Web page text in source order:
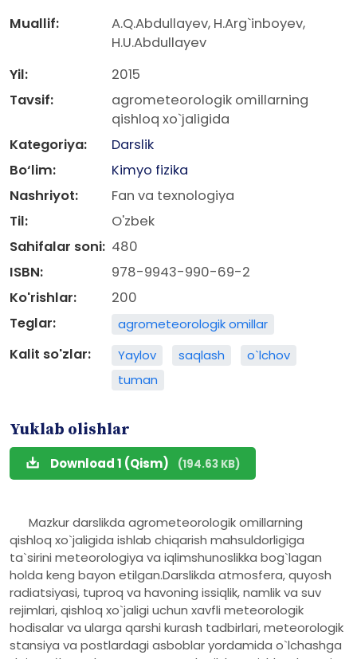
Muallif:
A.Q.Abdullayev, H.Arg`inboyev,
H.U.Abdullayev
Yil:
2015
Tavsif:
agrometeorologik omillarning
qishloq xo`jaligida
Kategoriya:
Darslik
Bo‘lim:
Kimyo fizika
Nashriyot:
Fan va texnologiya
Til:
O'zbek
Sahifalar soni: 480
ISBN:
978-9943-990-69-2
Ko'rishlar:
200
Teglar:
agrometeorologik omillar
Kalit so'zlar: Yaylov saqlash
o`lchov
tuman
Yuklab olishlar
Download 1 (Qism) (194.63 KB)
Mazkur darslikda agrometeorologik omillarning
qishloq xo`jaligida ishlab chiqarish mahsuldorligiga
ta`sirini meteorologiya va iqlimshunoslikka bog`lagan
holda keng bayon etilgan.Darslikda atmosfera, quyosh
radiatsiyasi, tuproq va havoning issiqlik, namlik va suv
rejimlari, qishloq xo`jaligi uchun xavfli meteorologik
hodisalar va ularga qarshi kurash tadbirlari, meteorologik
stansiya va postlardagi asboblar yordamida o`lchashga